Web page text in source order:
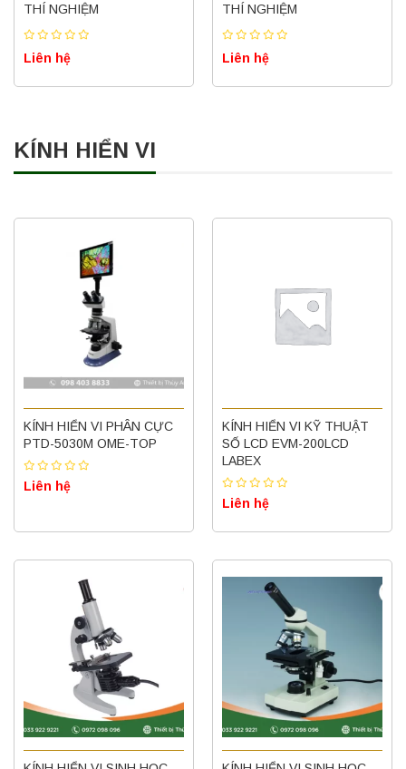
THÍ NGHIỆM
Liên hệ
THÍ NGHIỆM
Liên hệ
KÍNH HIỂN VI
KÍNH HIỂN VI PHÂN CỰC
PTD-5030M OME-TOP
Liên hệ
KÍNH HIỂN VI KỸ THUẬT
SỐ LCD EVM-200LCD
LABEX
Liên hệ